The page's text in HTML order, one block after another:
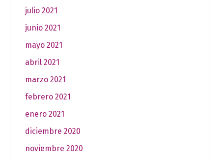
julio 2021
junio 2021
mayo 2021
abril 2021
marzo 2021
febrero 2021
enero 2021
diciembre 2020
noviembre 2020